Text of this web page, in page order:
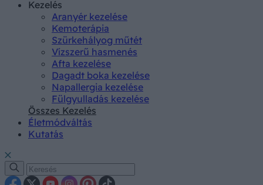
Kezelés
Aranyér kezelése
Kemoterápia
Szürkehályog műtét
Vízszerű hasmenés
Afta kezelése
Dagadt boka kezelése
Napallergia kezelése
Fülgyulladás kezelése
Összes Kezelés
Életmódváltás
Kutatás